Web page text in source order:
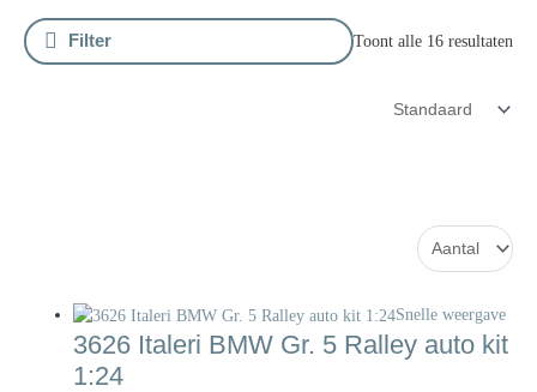
Filter Toont alle 16 resultaten
Snelle weergave
3626 Italeri BMW Gr. 5 Ralley auto kit
1:24